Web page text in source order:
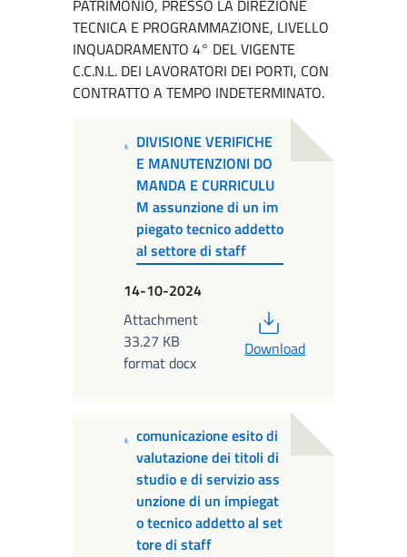
PATRIMONIO, PRESSO LA DIREZIONE
TECNICA E PROGRAMMAZIONE, LIVELLO
INQUADRAMENTO 4° DEL VIGENTE
C.C.N.L. DEI LAVORATORI DEI PORTI, CON
CONTRATTO A TEMPO INDETERMINATO.
DIVISIONE VERIFICHE
E MANUTENZIONI DO
MANDA E CURRICULU
M assunzione di un im
piegato tecnico addetto
al settore di staff
14-10-2024
Attachment
33.27 KB
format docx
Download
comunicazione esito di
valutazione dei titoli di
studio e di servizio ass
unzione di un impiegat
o tecnico addetto al set
tore di staff